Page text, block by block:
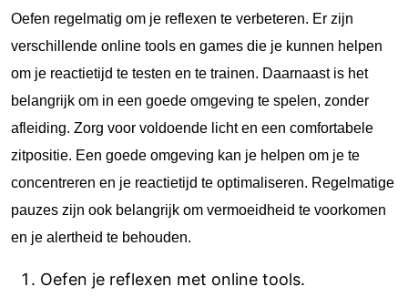
Oefen regelmatig om je reflexen te verbeteren. Er zijn
verschillende online tools en games die je kunnen helpen
om je reactietijd te testen en te trainen. Daarnaast is het
belangrijk om in een goede omgeving te spelen, zonder
afleiding. Zorg voor voldoende licht en een comfortabele
zitpositie. Een goede omgeving kan je helpen om je te
concentreren en je reactietijd te optimaliseren. Regelmatige
pauzes zijn ook belangrijk om vermoeidheid te voorkomen
en je alertheid te behouden.
Oefen je reflexen met online tools.